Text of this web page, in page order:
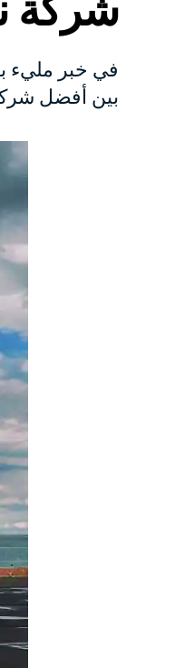
في خبر مليء
بين أفضل